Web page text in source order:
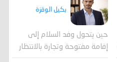
بكيل الوقزة
حين يتحول وفد السلام إلى
إقامة مفتوحة وتجارة بالانتظار